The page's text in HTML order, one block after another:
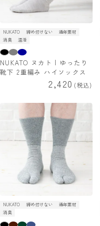
NUKATO 締め付けない
通年素材
消臭
温活
NUKATO ヌカト | ゆったり
靴下 2重編み ハイソックス
2,420 税込
NUKATO 締め付けない
通年素材
消臭